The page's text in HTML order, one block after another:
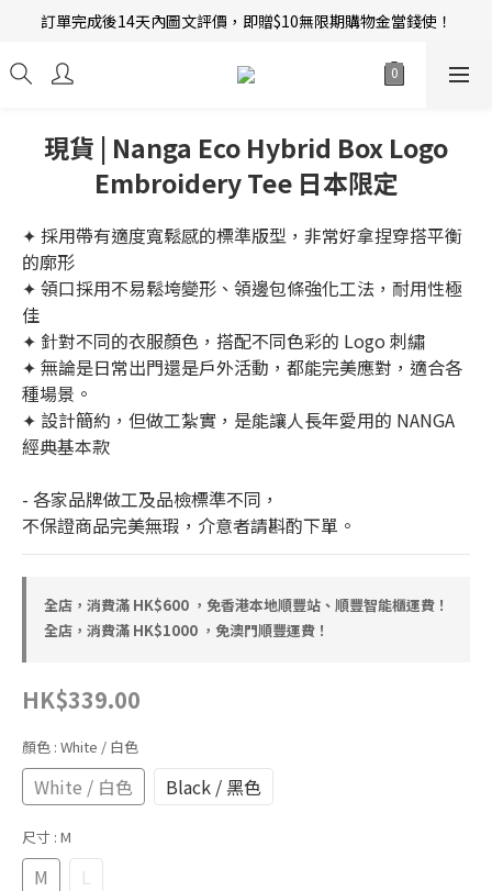
新會員招募中 | 即送 $12 購物金當錢使！
訂單完成後14天內圖文評價，即贈$10無限期購物金當錢使！
新會員招募中 | 即送 $12 購物金當錢使！
現貨 | Nanga Eco Hybrid Box Logo
Embroidery Tee 日本限定
✦ 採用帶有適度寬鬆感的標準版型，非常好拿捏穿搭平衡
的廓形
✦ 領口採用不易鬆垮變形、領邊包條強化工法，耐用性極
佳
✦ 針對不同的衣服顏色，搭配不同色彩的 Logo 刺繡
✦ 無論是日常出門還是戶外活動，都能完美應對，適合各
種場景。
✦ 設計簡約，但做工紮實，是能讓人長年愛用的 NANGA
經典基本款
- 各家品牌做工及品檢標準不同，
不保證商品完美無瑕，介意者請斟酌下單。
全店，消費滿 HK$600 ，免香港本地順豐站、順豐智能櫃運費！
全店，消費滿 HK$1000 ，免澳門順豐運費！
HK$339.00
顏色 : White / 白色
White / 白色 Black / 黑色
尺寸 : M
M L